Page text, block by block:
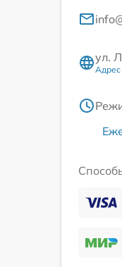
ул.
Адрес